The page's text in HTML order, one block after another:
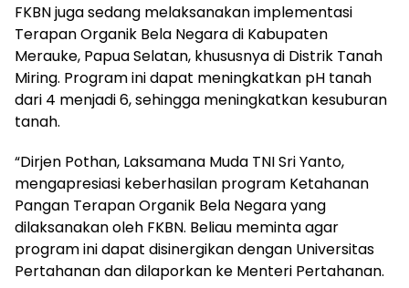
FKBN juga sedang melaksanakan implementasi
Terapan Organik Bela Negara di Kabupaten
Merauke, Papua Selatan, khususnya di Distrik Tanah
Miring. Program ini dapat meningkatkan pH tanah
dari 4 menjadi 6, sehingga meningkatkan kesuburan
tanah.
“Dirjen Pothan, Laksamana Muda TNI Sri Yanto,
mengapresiasi keberhasilan program Ketahanan
Pangan Terapan Organik Bela Negara yang
dilaksanakan oleh FKBN. Beliau meminta agar
program ini dapat disinergikan dengan Universitas
Pertahanan dan dilaporkan ke Menteri Pertahanan.